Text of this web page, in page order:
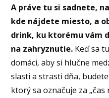
A práve tu si sadnete,
kde nájdete miesto, a
drink, ku ktorému vám
na zahryznutie. Keď sa
domáci, aby si hlučne
slasti a strasti dňa,
ktorý sa označuje za